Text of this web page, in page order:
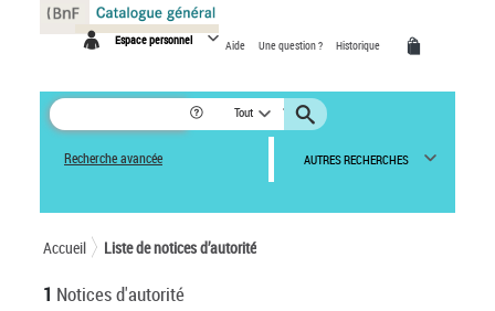
Espace personnel Aide Une question ? Historique
Tout
Recherche avancée AUTRES RECHERCHES
Accueil Liste de notices d’autorité
1 Notices d'autorité
Panneau de gestion des cookies